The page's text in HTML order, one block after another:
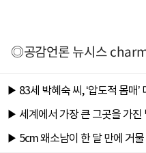
◎공감언론 뉴시스